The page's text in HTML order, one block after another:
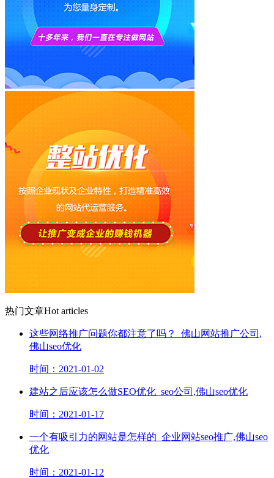
热门文章Hot articles
这些网络推广问题你都注意了吗？_佛山网站推广公司,
佛山seo优化
时间：2021-01-02
建站之后应该怎么做SEO优化_seo公司,佛山seo优化
时间：2021-01-17
一个有吸引力的网站是怎样的_企业网站seo推广,佛山seo
优化
时间：2021-01-12